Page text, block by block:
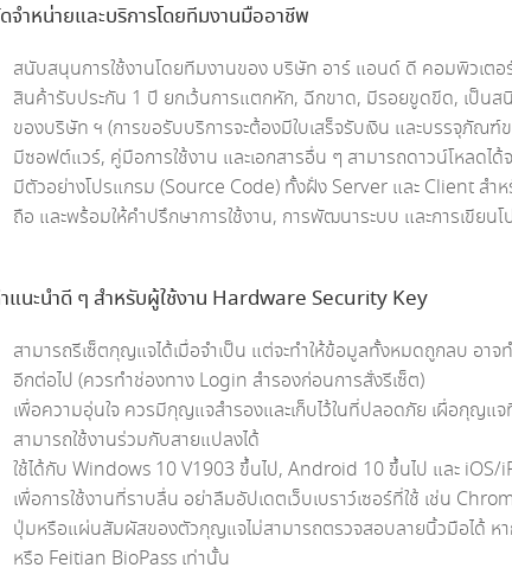
จำหน่ายและบริการโดยทีมงานมืออาชีพ
สนับสนุนการใช้งานโดยทีมงานของ บริษัท อาร์ แอนด์ ดี คอมพิวเตอ
สินค้ารับประกัน 1 ปี ยกเว้นการแตกหัก, ฉีกขาด, มีรอยขูดขีด, เป็น
ของบริษัท ฯ (การขอรับบริการจะต้องมีใบเสร็จรับเงิน และบรรจุภัณ
มีซอฟต์แวร์, คู่มือการใช้งาน และเอกสารอื่น ๆ สามารถดาวน์โหลดได้
มีตัวอย่างโปรแกรม (Source Code) ทั้งฝั่ง Server และ Client ส
ถือ และพร้อมให้คำปรึกษาการใช้งาน, การพัฒนาระบบ และการเขียน
แนะนำดี ๆ สำหรับผู้ใช้งาน Hardware Security Key
สามารถรีเซ็ตกุญแจได้เมื่อจำเป็น แต่จะทำให้ข้อมูลทั้งหมดถูกลบ อาจท
อีกต่อไป (ควรทำช่องทาง Login สำรองก่อนการสั่งรีเซ็ต)
เพื่อความอุ่นใจ ควรมีกุญแจสำรองและเก็บไว้ในที่ปลอดภัย เผื่อกุญแ
สามารถใช้งานร่วมกับสายแปลงได้
ใช้ได้กับ Windows 10 V1903 ขึ้นไป, Android 10 ขึ้นไป และ iOS/
เพื่อการใช้งานที่ราบลื่น อย่าลืมอัปเดตเว็บเบราว์เซอร์ที่ใช้ เช่น
ปุ่มหรือแผ่นสัมผัสของตัวกุญแจไม่สามารถตรวจสอบลายนิ้วมือได้ ห
หรือ Feitian BioPass เท่านั้น